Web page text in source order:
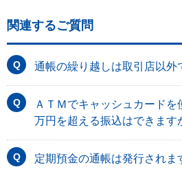
関連するご質問
通帳の繰り越しは取引店以外
ＡＴＭでキャッシュカード
万円を超える振込はできます
定期預金の通帳は発行されま